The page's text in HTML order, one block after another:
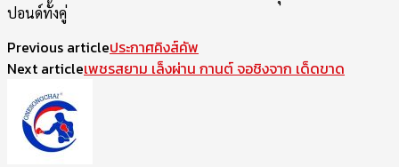
ปอนด์ทั้งคู่
Previous articleประกาศคิงส์คัพ
Next articleเพชรสยาม เล็งผ่าน กานต์ จอชิงจาก เด็ดขาด